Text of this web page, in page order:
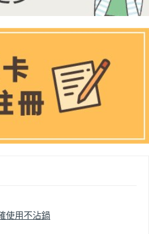
使用不沾鍋